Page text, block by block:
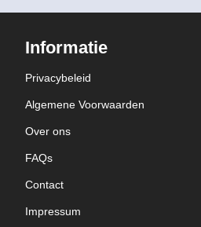
Informatie
Privacybeleid
Algemene Voorwaarden
Over ons
FAQs
Contact
Impressum